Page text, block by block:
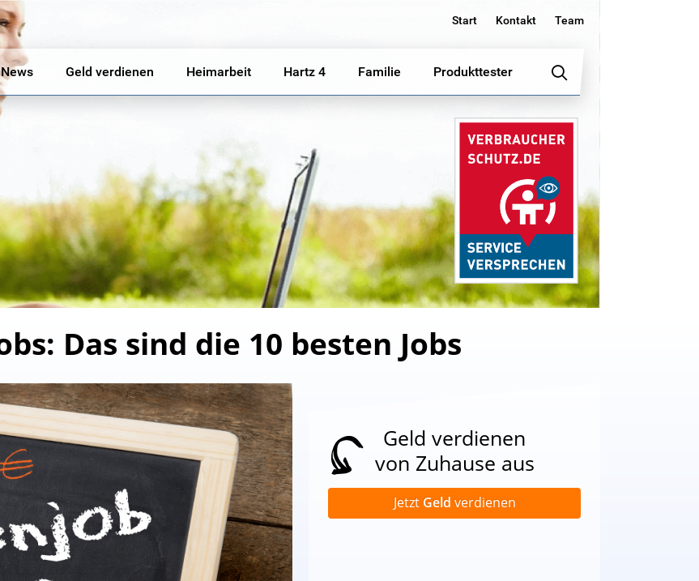
Start Kontakt Team
News Geld verdienen Heimarbeit Hartz 4 Familie Produkttester
Das sind die 10 besten Jobs
Geld verdienen
von Zuhause aus
Jetzt Geld verdienen